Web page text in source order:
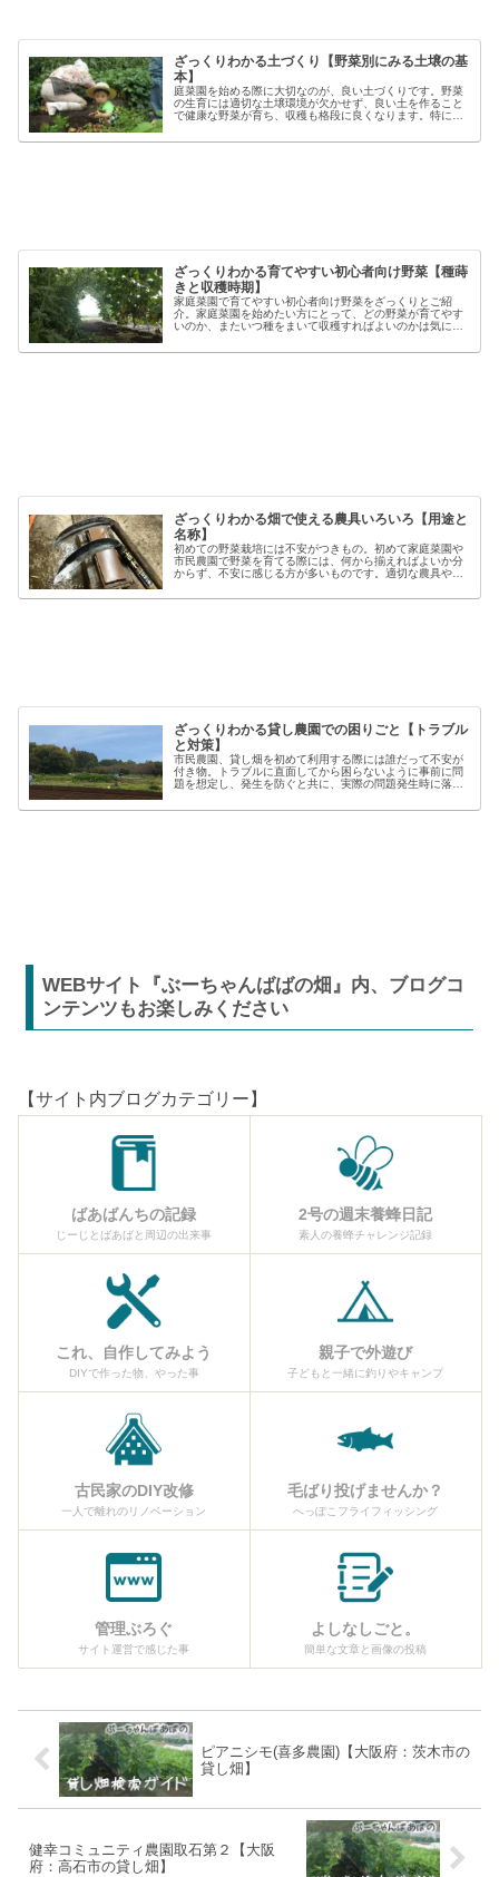
ざっくりわかる土づくり【野菜別にみる土壌の基
本】
庭菜園を始める際に大切なのが、良い土づくりです。野菜
の生育には適切な土壌環境が欠かせず、良い土を作ること
で健康な野菜が育ち、収穫も格段に良くなります。特に初
家庭菜園で失敗しないコツと言える...
ざっくりわかる育てやすい初心者向け野菜【種蒔
きと収穫時期】
家庭菜園で育てやすい初心者向け野菜をざっくりとご紹
介。家庭菜園を始めたい方にとって、どの野菜が育てやす
いのか、またいつ種をまいて収穫すればよいのかは気にな
類でも「早生」「中生」「晩生」など...
ざっくりわかる畑で使える農具いろいろ【用途と
名称】
初めての野菜栽培には不安がつきもの。初めて家庭菜園や
市民農園で野菜を育てる際には、何から揃えればよいか分
からず、不安に感じる方が多いものです。適切な農具や資
しますが、種類も多く、初心者には...
ざっくりわかる貸し農園での困りごと【トラブル
と対策】
市民農園、貸し畑を初めて利用する際には誰だって不安が
付き物。トラブルに直面してから困らないように事前に問
題を想定し、発生を防ぐと共に、実際の問題発生時に落ち
【困った】と【トラブル】困りごとト...
WEBサイト『ぶーちゃんばばの畑』内、ブログコ
ンテンツもお楽しみください
【サイト内ブログカテゴリー】
ばあばんちの記録
じーじとばあばと周辺の出来事
2号の週末養蜂日記
素人の養蜂チャレンジ記録
これ、自作してみよう
DIYで作った物、やった事
親子で外遊び
子どもと一緒に釣りやキャンプ
古民家のDIY改修
一人で離れのリノベーション
毛ばり投げませんか？
へっぽこフライフィッシング
管理ぶろぐ
サイト運営で感じた事
よしなしごと。
簡単な文章と画像の投稿
ピアニシモ(喜多農園)【大阪府：茨木市の
貸し畑】
健幸コミュニティ農園取石第２【大阪
府：高石市の貸し畑】